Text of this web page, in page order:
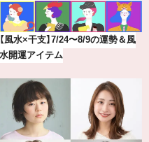
気分が上がる「フルラ」のアイウェ
アを「眼鏡市場」で探して。